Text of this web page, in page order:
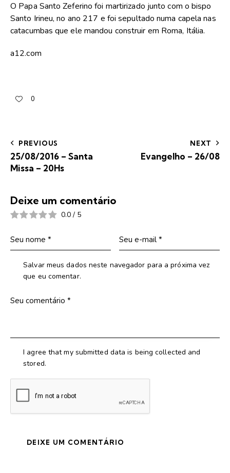
O Papa Santo Zeferino foi martirizado junto com o bispo
Santo Irineu, no ano 217 e foi sepultado numa capela nas
catacumbas que ele mandou construir em Roma, Itália.
a12.com
0
PREVIOUS
25/08/2016 – Santa
Missa – 20Hs
NEXT
Evangelho – 26/08
Deixe um comentário
0.0 / 5
Salvar meus dados neste navegador para a próxima vez
que eu comentar.
I agree that my submitted data is being collected and
stored.